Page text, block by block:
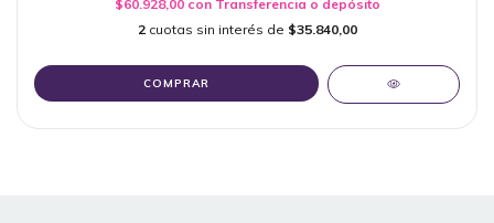
$60.928,00 con Transferencia o depósito
2 cuotas sin interés de $35.840,00
COMPRAR